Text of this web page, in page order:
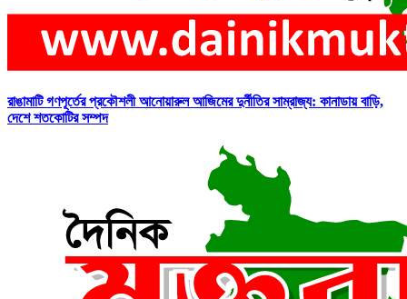
রাঙামাটি গণপূর্তের প্রকৌশলী আনোয়ারুল আজিমের দুর্নীতির সাম্রাজ্য: কানাডায় বাড়ি,
দেশে শতকোটির সম্পদ